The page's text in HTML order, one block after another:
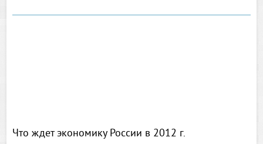
сверстниками
Что ждет экономику России в 2012 г.